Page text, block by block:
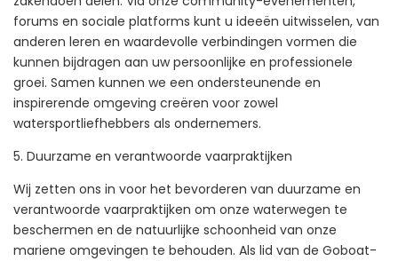
forums en sociale platforms kunt u ideeën uitwisselen, van
anderen leren en waardevolle verbindingen vormen die
kunnen bijdragen aan uw persoonlijke en professionele
groei. Samen kunnen we een ondersteunende en
inspirerende omgeving creëren voor zowel
watersportliefhebbers als ondernemers.
5. Duurzame en verantwoorde vaarpraktijken
Wij zetten ons in voor het bevorderen van duurzame en
verantwoorde vaarpraktijken om onze waterwegen te
beschermen en de natuurlijke schoonheid van onze
mariene omgevingen te behouden. Als lid van de Goboat-